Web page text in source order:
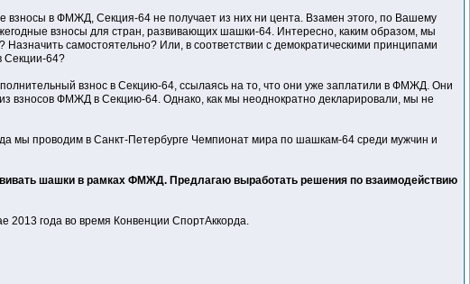
в ФМЖД, Секция-64 не получает из них ни цента. Взамен этого, по Вашему
взносы для стран, развивающих шашки-64. Интересно, каким образом, мы
самостоятельно? Или, в соответствии с демократическими принципами
Секции-64?
взнос в Секцию-64, ссылаясь на то, что они уже заплатили в ФМЖД. Они
взносов ФМЖД в Секцию-64. Однако, как мы неоднократно декларировали, мы не
мы проводим в Санкт-Петербурге Чемпионат мира по шашкам-64 среди мужчин и
шашки в рамках ФМЖД. Предлагаю выработать решения по взаимодействию
2013 года во время Конвенции СпортАккорда.